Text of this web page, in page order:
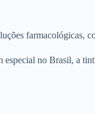
no Brasil, a